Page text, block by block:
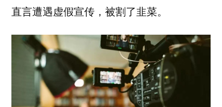
直言遭遇虚假宣传，被割了韭菜。